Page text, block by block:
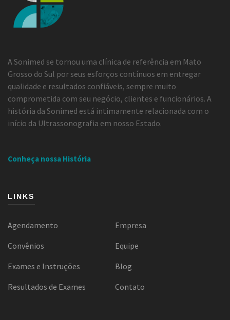
A Sonimed se tornou uma clínica de referência em Mato
Grosso do Sul por seus esforços contínuos em entregar
qualidade e resultados confiáveis, sempre muito
comprometida com seu negócio, clientes e funcionários. A
história da Sonimed está intimamente relacionada com o
início da Ultrassonografia em nosso Estado.
Conheça nossa História
LINKS
Agendamento
Empresa
Convênios
Equipe
Exames e Instruções
Blog
Resultados de Exames
Contato